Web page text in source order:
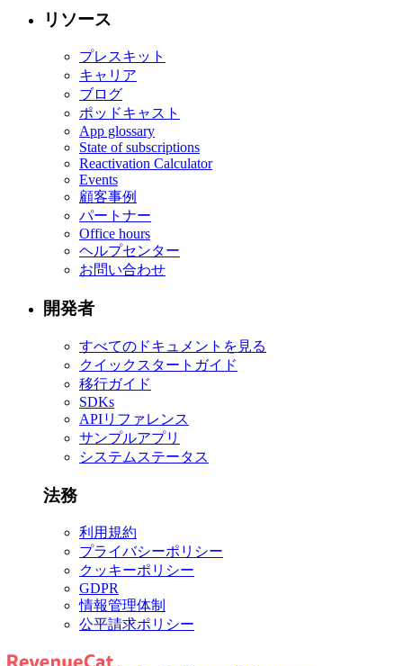
リソース
プレスキット
キャリア
ブログ
ポッドキャスト
App glossary
State of subscriptions
Reactivation Calculator
Events
顧客事例
パートナー
Office hours
ヘルプセンター
お問い合わせ
開発者
すべてのドキュメントを見る
クイックスタートガイド
移行ガイド
SDKs
APIリファレンス
サンプルアプリ
システムステータス
法務
利用規約
プライバシーポリシー
クッキーポリシー
GDPR
情報管理体制
公平請求ポリシー